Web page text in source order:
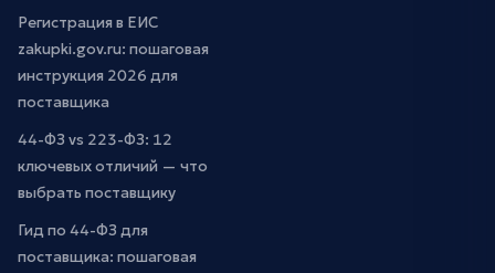
Регистрация в ЕИС
zakupki.gov.ru: пошаговая
инструкция 2026 для
поставщика
44-ФЗ vs 223-ФЗ: 12
ключевых отличий — что
выбрать поставщику
Гид по 44-ФЗ для
поставщика: пошаговая